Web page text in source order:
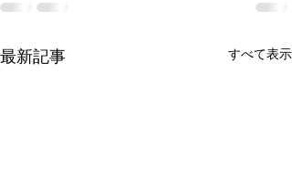
最新記事 すべて表示